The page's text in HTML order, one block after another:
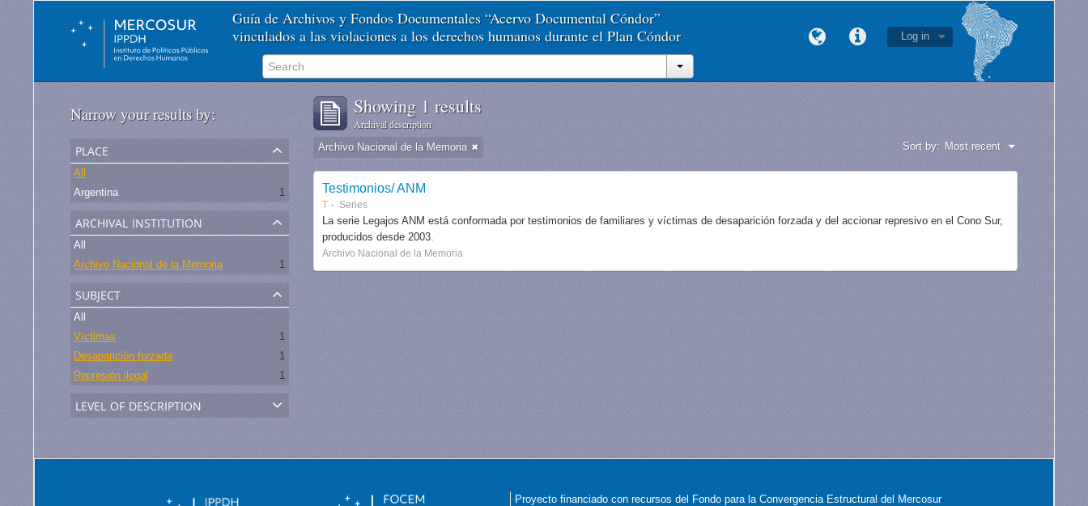
Guía de Archivos y Fondos Documentales “Acervo Documental Cóndor”
vinculados a las violaciones a los derechos humanos durante el Plan Cóndor
Log in
Narrow your results by:
place
All
Argentina
1
archival institution
All
Archivo Nacional de la Memoria
1
subject
All
Víctimas
1
Desaparición forzada
1
Represión ilegal
1
level of description
Showing 1 results
Archival description
Archivo Nacional de la Memoria Sort by: Most recent
Testimonios/ ANM
T Series
La serie Legajos ANM está conformada por testimonios de familiares y víctimas de desaparición forzada y del accionar represivo en el Cono Sur,
producidos desde 2003.
Archivo Nacional de la Memoria
Proyecto financiado con recursos del Fondo para la Convergencia Estructural del Mercosur